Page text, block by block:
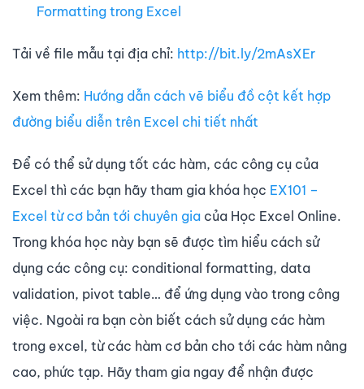
Formatting trong Excel
Tải về file mẫu tại địa chỉ: http://bit.ly/2mAsXEr
Xem thêm: Hướng dẫn cách vẽ biểu đồ cột kết hợp
đường biểu diễn trên Excel chi tiết nhất
Để có thể sử dụng tốt các hàm, các công cụ của
Excel thì các bạn hãy tham gia khóa học EX101 –
Excel từ cơ bản tới chuyên gia của Học Excel Online.
Trong khóa học này bạn sẽ được tìm hiểu cách sử
dụng các công cụ: conditional formatting, data
validation, pivot table… để ứng dụng vào trong công
việc. Ngoài ra bạn còn biết cách sử dụng các hàm
trong excel, từ các hàm cơ bản cho tới các hàm nâng
cao, phức tạp. Hãy tham gia ngay để nhận được